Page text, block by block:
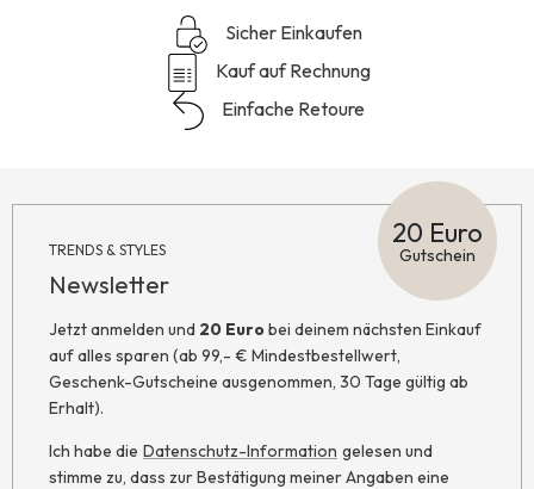
Sicher Einkaufen
Kauf auf Rechnung
Einfache Retoure
TRENDS & STYLES
Newsletter
20 Euro
Gutschein
Jetzt anmelden und 20 Eurobei deinem nächsten Einkauf
auf alles sparen (ab 99,- € Mindestbestellwert,
Geschenk-Gutscheine ausgenommen, 30 Tage gültig ab
Erhalt).
Ich habe die Datenschutz-Information gelesen und
stimme zu, dass zur Bestätigung meiner Angaben eine